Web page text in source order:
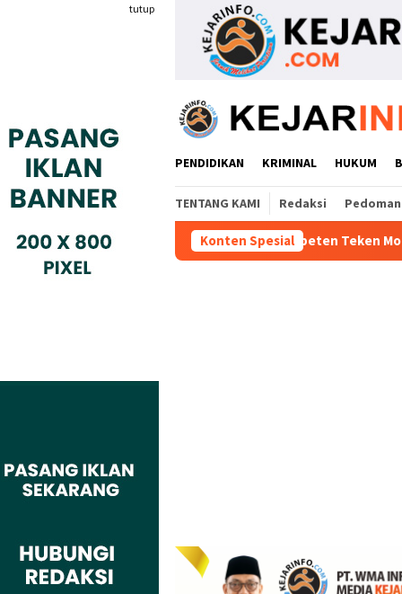
tutup
PENDIDIKAN KRIMINAL HUKUM
TENTANG KAMI Redaksi
Konten Spesial
Gyokai Indonesia Kompeten Teken MoU Dengan BBPVP